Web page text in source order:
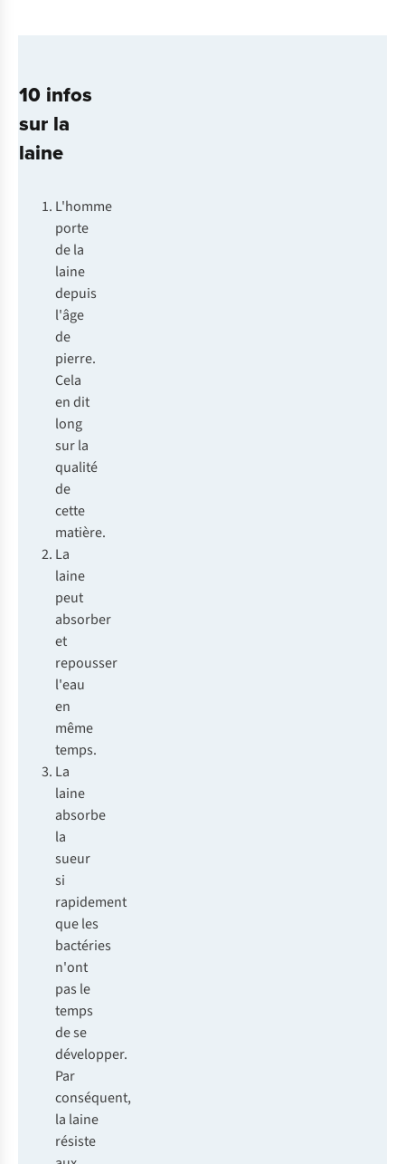
10 infos
sur la
laine
L'homme
porte
de la
laine
depuis
l'âge
de
pierre.
Cela
en dit
long
sur la
qualité
de
cette
matière.
La
laine
peut
absorber
et
repousser
l'eau
en
même
temps.
La
laine
absorbe
la
sueur
si
rapidement
que les
bactéries
n'ont
pas le
temps
de se
développer.
Par
conséquent,
la laine
résiste